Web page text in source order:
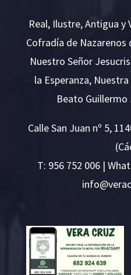
Real, Ilustre, Antigua y
Cofradía de Nazarenos
Nuestro Señor
la Esperanza,
Beato Guillermo
Calle San Juan nº 5,
T: 956 752 006 |
v@ofn
i